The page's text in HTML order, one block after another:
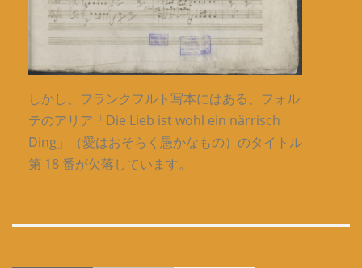
しかし、フランクフルト写本にはある、フォル
テのアリア「Die Lieb ist wohl ein närrisch
Ding」（愛はおそらく愚かなもの）のタイトル
第 18 番が欠落しています。